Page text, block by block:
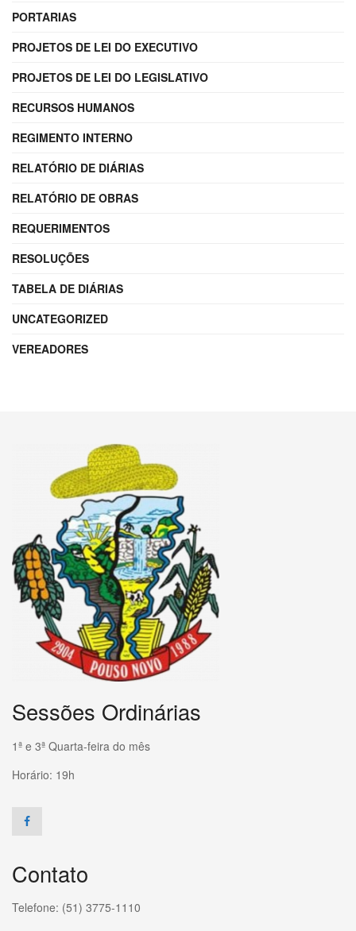
PORTARIAS
PROJETOS DE LEI DO EXECUTIVO
PROJETOS DE LEI DO LEGISLATIVO
RECURSOS HUMANOS
REGIMENTO INTERNO
RELATÓRIO DE DIÁRIAS
RELATÓRIO DE OBRAS
REQUERIMENTOS
RESOLUÇÕES
TABELA DE DIÁRIAS
UNCATEGORIZED
VEREADORES
Sessões Ordinárias
1ª e 3ª Quarta-feira do mês
Horário: 19h
Contato
Telefone: (51) 3775-1110